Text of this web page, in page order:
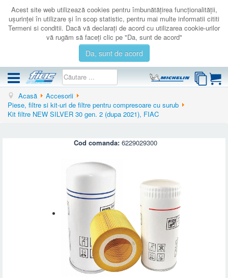
Acest site web utilizează cookies pentru îmbunătăţirea funcţionalităţii,
uşurinţei în utilizare şi în scop statistic, pentru mai multe informatii cititi
Termeni si conditii. Dacă vă declaraţi de acord cu utilizarea cookie-urilor
vă rugăm să faceţi clic pe "Da, sunt de acord"
Da, sunt de acord
COMPRESOARE
ACCESORII
AUTENTIFICARE
Acasă
Accesorii
Piese, filtre si kit-uri de filtre pentru compresoare cu surub
Kit filtre NEW SILVER 30 gen. 2 (dupa 2021), FIAC
Cod comanda: 6229029300